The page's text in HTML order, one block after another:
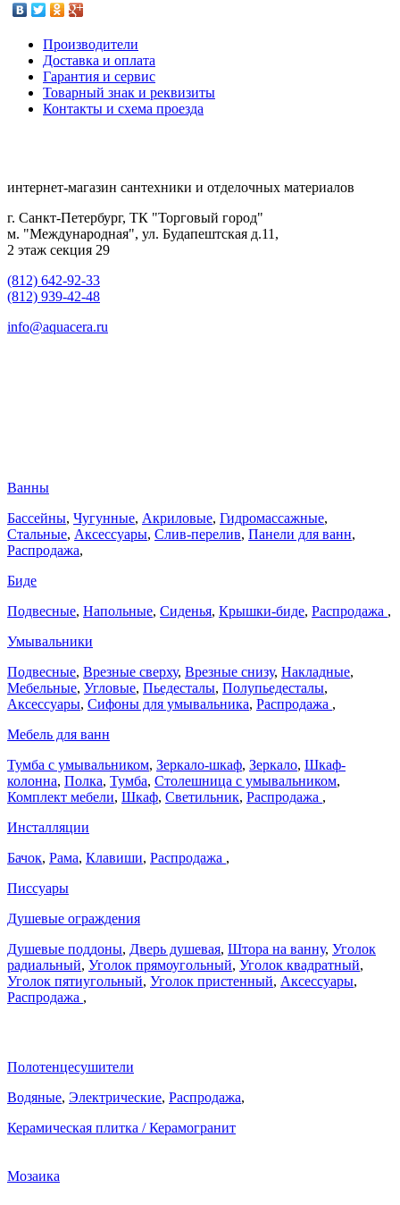
Производители
Доставка и оплата
Гарантия и сервис
Товарный знак и реквизиты
Контакты и схема проезда
интернет-магазин сантехники и отделочных материалов
г. Санкт-Петербург, ТК "Торговый город"
м. "Международная", ул. Будапештская д.11,
2 этаж секция 29
(812) 642-92-33
(812) 939-42-48
info@aquacera.ru
Ванны
Бассейны, Чугунные, Акриловые, Гидромассажные,
Стальные, Аксессуары, Слив-перелив, Панели для ванн,
Распродажа,
Биде
Подвесные, Напольные, Сиденья, Крышки-биде, Распродажа ,
Умывальники
Подвесные, Врезные сверху, Врезные снизу, Накладные,
Мебельные, Угловые, Пьедесталы, Полупьедесталы,
Аксессуары, Сифоны для умывальника, Распродажа ,
Мебель для ванн
Тумба с умывальником, Зеркало-шкаф, Зеркало, Шкаф-
колонна, Полка, Тумба, Столешница с умывальником,
Комплект мебели, Шкаф, Светильник, Распродажа ,
Инсталляции
Бачок, Рама, Клавиши, Распродажа ,
Писсуары
Душевые ограждения
Душевые поддоны, Дверь душевая, Штора на ванну, Уголок
радиальный, Уголок прямоугольный, Уголок квадратный,
Уголок пятиугольный, Уголок пристенный, Аксессуары,
Распродажа ,
Полотенцесушители
Водяные, Электрические, Распродажа,
Керамическая плитка / Керамогранит
Мозаика